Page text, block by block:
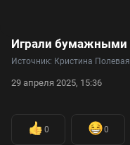
Источник: Кристина Полевая
29 апреля 2025, 15:36
0 0